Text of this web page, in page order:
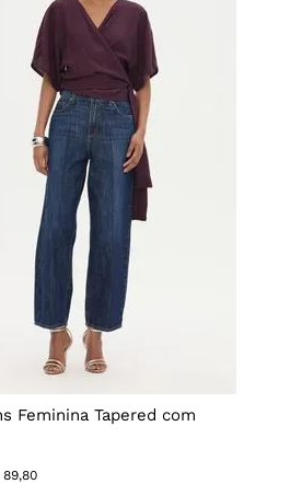
Feminina Tapered com
89,80